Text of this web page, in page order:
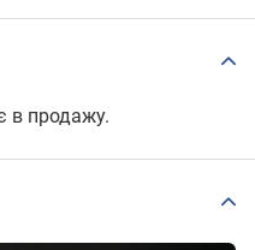
в продажу.